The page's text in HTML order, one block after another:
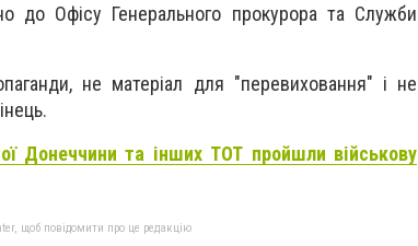
до Офісу Генерального прокурора та Служби
не матеріал для "перевиховання" і не
Донеччини та інших ТОТ пройшли військову
щоб повідомити про це редакцію